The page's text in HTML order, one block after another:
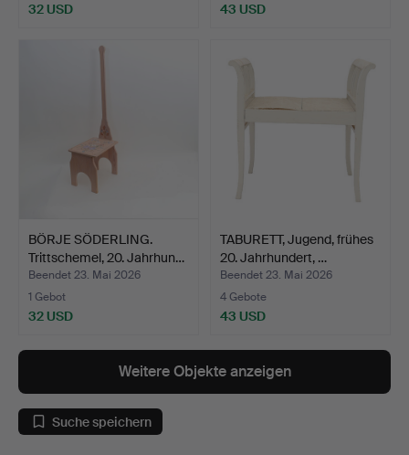
32 USD 43 USD
BÖRJE SÖDERLING.
Trittschemel, 20. Jahrhun…
Beendet 23. Mai 2026
1 Gebot
32 USD
TABURETT, Jugend, frühes
20. Jahrhundert, …
Beendet 23. Mai 2026
4 Gebote
43 USD
Weitere Objekte anzeigen
Suche speichern